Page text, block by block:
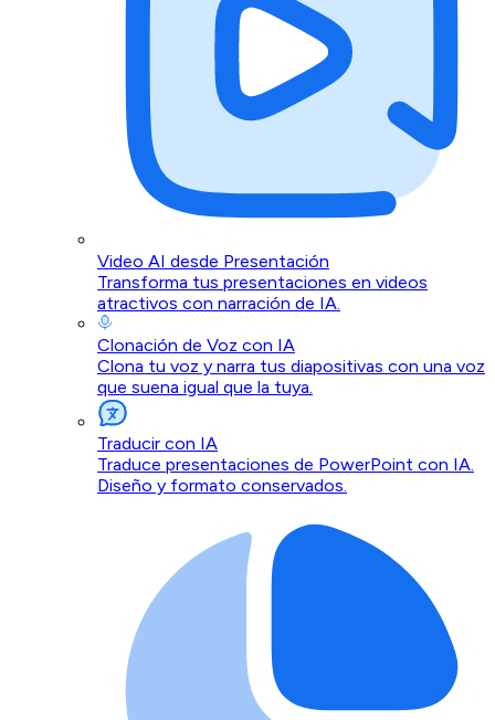
Video AI desde Presentación
Transforma tus presentaciones en videos
atractivos con narración de IA.
Clonación de Voz con IA
Clona tu voz y narra tus diapositivas con una voz
que suena igual que la tuya.
Traducir con IA
Traduce presentaciones de PowerPoint con IA.
Diseño y formato conservados.